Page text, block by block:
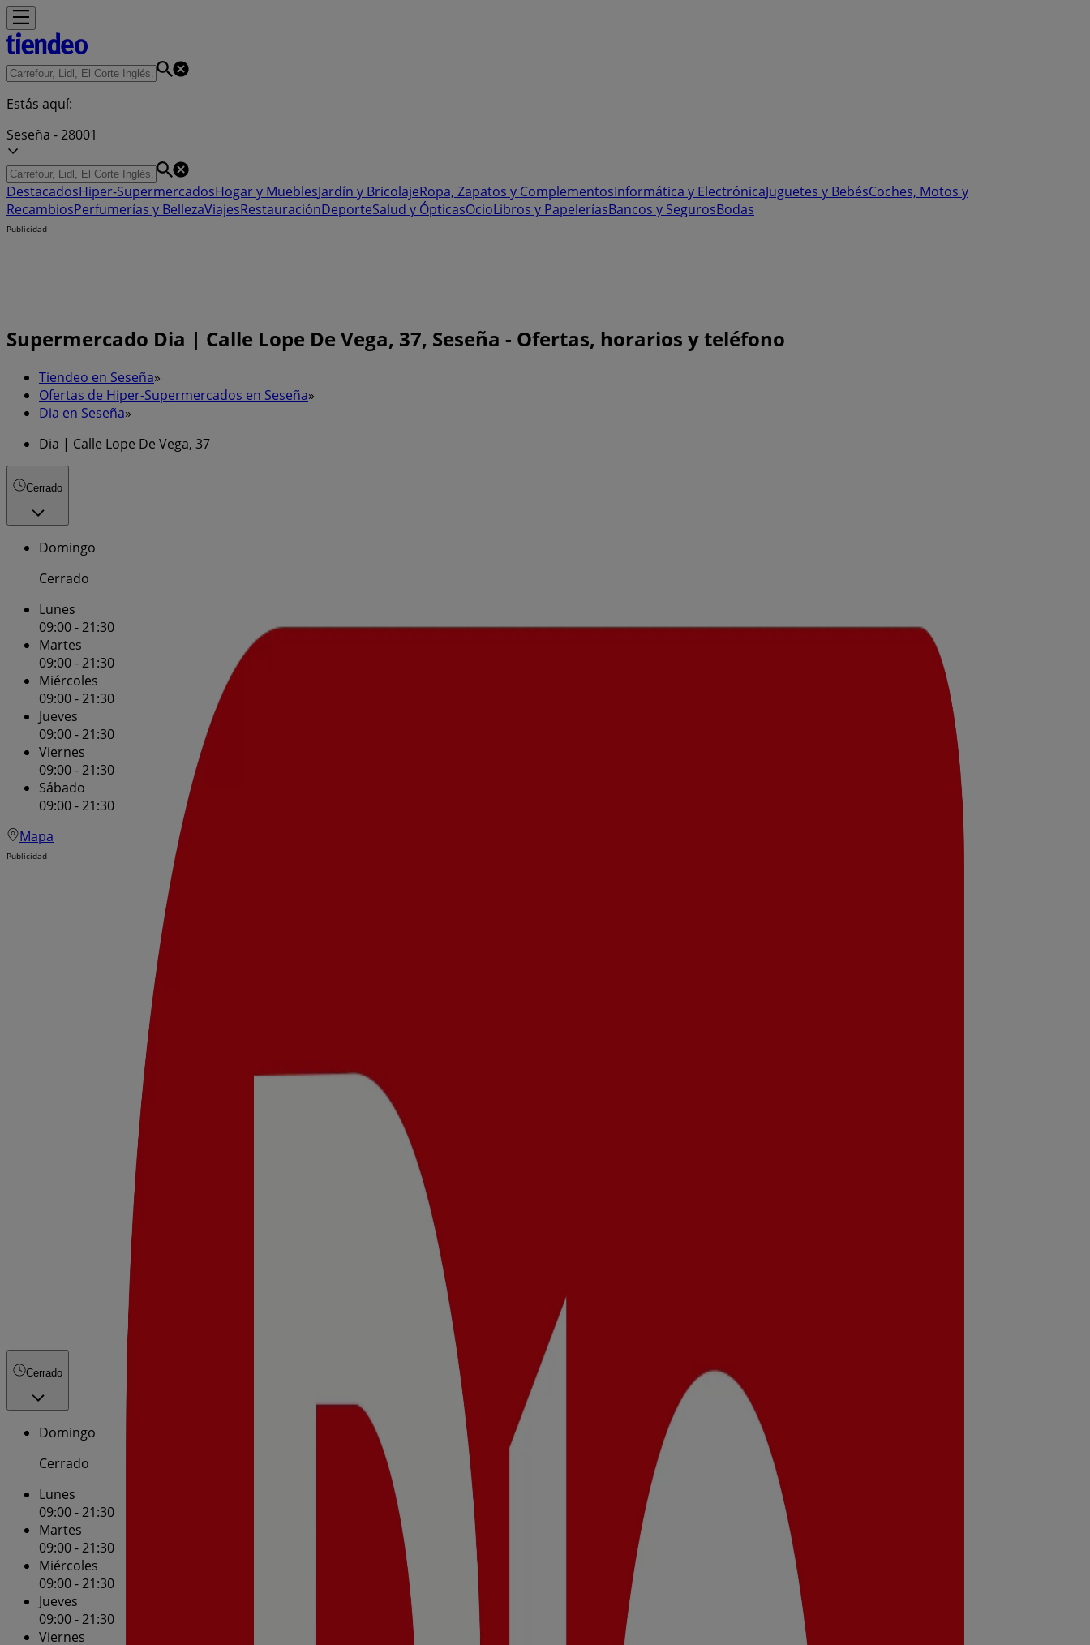
Estás aquí:
Seseña - 28001
DestacadosHiper-SupermercadosHogar y MueblesJardín y BricolajeRopa, Zapatos y ComplementosInformática y ElectrónicaJuguetes y BebésCoches, Motos y
RecambiosPerfumerías y BellezaViajesRestauraciónDeporteSalud y ÓpticasOcioLibros y PapeleríasBancos y SegurosBodas
Publicidad
Supermercado Dia | Calle Lope De Vega, 37, Seseña - Ofertas, horarios y teléfono
Tiendeo en Seseña»
Ofertas de Hiper-Supermercados en Seseña»
Dia en Seseña»
Dia | Calle Lope De Vega, 37
Cerrado
Domingo
Cerrado
Lunes
09:00 - 21:30
Martes
09:00 - 21:30
Miércoles
09:00 - 21:30
Jueves
09:00 - 21:30
Viernes
09:00 - 21:30
Sábado
09:00 - 21:30
Mapa
Publicidad
Cerrado
Domingo
Cerrado
Lunes
09:00 - 21:30
Martes
09:00 - 21:30
Miércoles
09:00 - 21:30
Jueves
09:00 - 21:30
Viernes